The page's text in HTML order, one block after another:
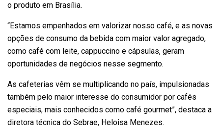
o produto em Brasília.
“Estamos empenhados em valorizar nosso café, e as novas
opções de consumo da bebida com maior valor agregado,
como café com leite, cappuccino e cápsulas, geram
oportunidades de negócios nesse segmento.
As cafeterias vêm se multiplicando no país, impulsionadas
também pelo maior interesse do consumidor por cafés
especiais, mais conhecidos como café gourmet”, destaca a
diretora técnica do Sebrae, Heloisa Menezes.